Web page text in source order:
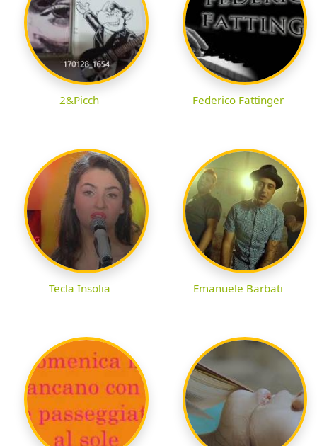
2&Picch Federico Fattinger
Tecla Insolia Emanuele Barbati